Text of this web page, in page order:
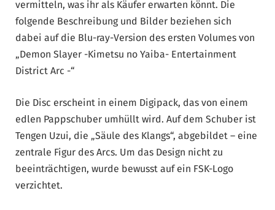
vermitteln, was ihr als Käufer erwarten könnt. Die
folgende Beschreibung und Bilder beziehen sich
dabei auf die Blu-ray-Version des ersten Volumes von
„Demon Slayer -Kimetsu no Yaiba- Entertainment
District Arc -“
Die Disc erscheint in einem Digipack, das von einem
edlen Pappschuber umhüllt wird. Auf dem Schuber ist
Tengen Uzui, die „Säule des Klangs“, abgebildet – eine
zentrale Figur des Arcs. Um das Design nicht zu
beeinträchtigen, wurde bewusst auf ein FSK-Logo
verzichtet.